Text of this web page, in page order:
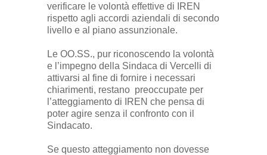
verificare le volontà effettive di IREN
rispetto agli accordi aziendali di secondo
livello e al piano assunzionale.
Le OO.SS., pur riconoscendo la volontà
e l’impegno della Sindaca di Vercelli di
attivarsi al fine di fornire i necessari
chiarimenti, restano preoccupate per
l’atteggiamento di IREN che pensa di
poter agire senza il confronto con il
Sindacato.
Se questo atteggiamento non dovesse